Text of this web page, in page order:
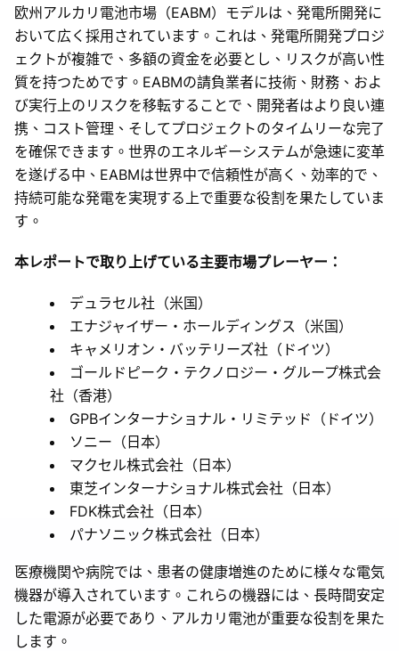
欧州アルカリ電池市場（EABM）モデルは、発電所開発に
おいて広く採用されています。これは、発電所開発プロジ
ェクトが複雑で、多額の資金を必要とし、リスクが高い性
質を持つためです。EABMの請負業者に技術、財務、およ
び実行上のリスクを移転することで、開発者はより良い連
携、コスト管理、そしてプロジェクトのタイムリーな完了
を確保できます。世界のエネルギーシステムが急速に変革
を遂げる中、EABMは世界中で信頼性が高く、効率的で、
持続可能な発電を実現する上で重要な役割を果たしていま
す。
本レポートで取り上げている主要市場プレーヤー：
デュラセル社（米国）
エナジャイザー・ホールディングス（米国）
キャメリオン・バッテリーズ社（ドイツ）
ゴールドピーク・テクノロジー・グループ株式会
社（香港）
GPBインターナショナル・リミテッド（ドイツ）
ソニー（日本）
マクセル株式会社（日本）
東芝インターナショナル株式会社（日本）
FDK株式会社（日本）
パナソニック株式会社（日本）
医療機関や病院では、患者の健康増進のために様々な電気
機器が導入されています。これらの機器には、長時間安定
した電源が必要であり、アルカリ電池が重要な役割を果た
します。